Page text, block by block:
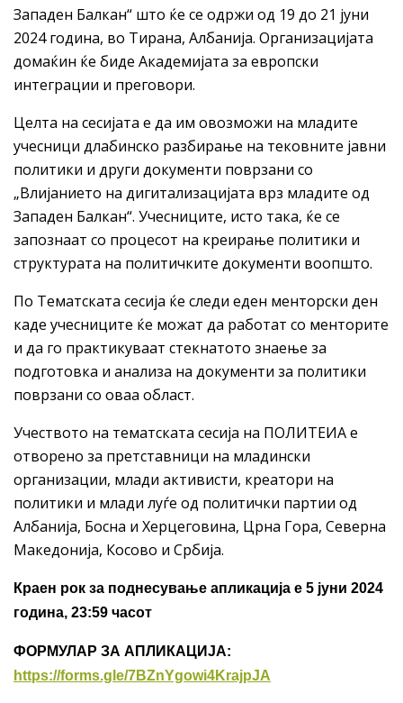
Западен Балкан“ што ќе се одржи од 19 до 21 јуни
2024 година, во Тирана, Албанија. Организацијата
домаќин ќе биде Академијата за европски
интеграции и преговори.
Целта на сесијата е да им овозможи на младите
учесници длабинско разбирање на тековните јавни
политики и други документи поврзани со
„Влијанието на дигитализацијата врз младите од
Западен Балкан“. Учесниците, исто така, ќе се
запознаат со процесот на креирање политики и
структурата на политичките документи воопшто.
По Тематската сесија ќе следи еден менторски ден
каде учесниците ќе можат да работат со менторите
и да го практикуваат стекнатото знаење за
подготовка и анализа на документи за политики
поврзани со оваа област.
Учеството на тематската сесија на ПОЛИТЕИА е
отворено за претставници на младински
организации, млади активисти, креатори на
политики и млади луѓе од политички партии од
Албанија, Босна и Херцеговина, Црна Гора, Северна
Македонија, Косово и Србија.
Краен рок за поднесување апликација е 5 јуни 2024
година, 23:59 часот
ФОРМУЛАР ЗА АПЛИКАЦИЈА:
https://forms.gle/7BZnYgowi4KrajpJA